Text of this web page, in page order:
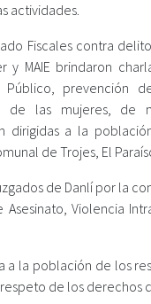
actividades.
Fiscales contra
y MAIE brindaron
Público, prevención
de las mujeres, de
dirigidas a la
de Trojes, El
de Danlí por la
Violencia
la población de los
de los derechos